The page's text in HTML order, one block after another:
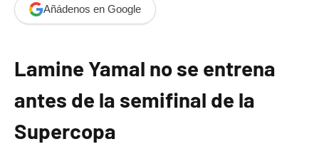
Añádenos en Google
Lamine Yamal no se entrena
antes de la semifinal de la
Supercopa